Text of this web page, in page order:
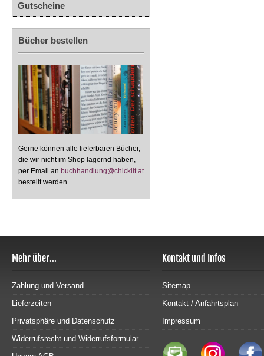
Gutscheine
Bücher bestellen
Gerne können alle lieferbaren Bücher,
die wir nicht im Shop lagernd haben,
per Email an buchhandlung@chicklit.at
bestellt werden.
Mehr über...
Zahlung und Versand
Lieferzeiten
Privatsphäre und Datenschutz
Widerrufsrecht und Widerrufsformular
Kontakt und Infos
Sitemap
Kontakt / Anfahrtsplan
Impressum